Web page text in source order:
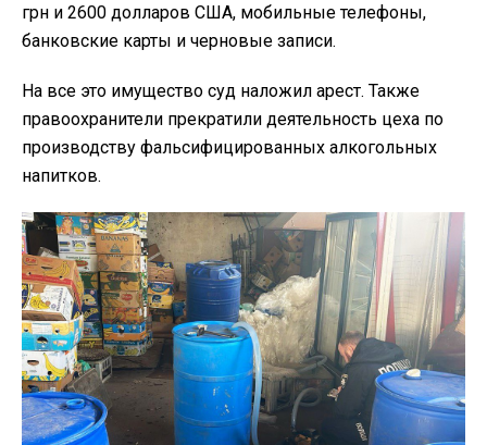
грн и 2600 долларов США, мобильные телефоны,
банковские карты и черновые записи.
На все это имущество суд наложил арест. Также
правоохранители прекратили деятельность цеха по
производству фальсифицированных алкогольных
напитков.